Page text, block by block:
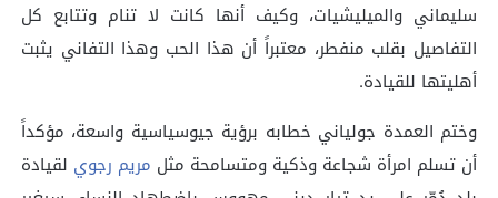
سليماني والميليشيات، وكيف أنها كانت لا تنام وتتابع كل
التفاصيل بقلب منفطر، معتبراً أن هذا الحب وهذا التفاني يثبت
أهليتها للقيادة.
وختم العمدة جولياني خطابه برؤية جيوسياسية واسعة، مؤكداً
أن تسلم امرأة شجاعة وذكية ومتسامحة مثل مريم رجوي لقيادة